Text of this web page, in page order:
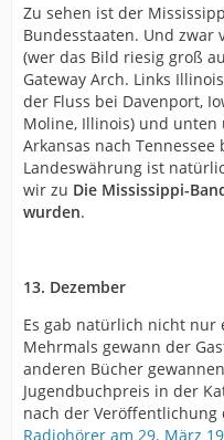
Zu sehen ist der
Bundesstaaten. Und zwar
(wer das Bild riesig groß
Gateway Arch. Links
der Fluss bei Davenport,
Moline, Illinois) und unten
Arkansas nach Tennessee
Landeswährung ist
wir zu Die Mississippi-
wurden.
13. Dezember
Es gab natürlich nicht nur
Mehrmals gewann der
anderen Bücher
Jugendbuchpreis in der
nach der Veröffentlichung
Radiohörer am 29. März